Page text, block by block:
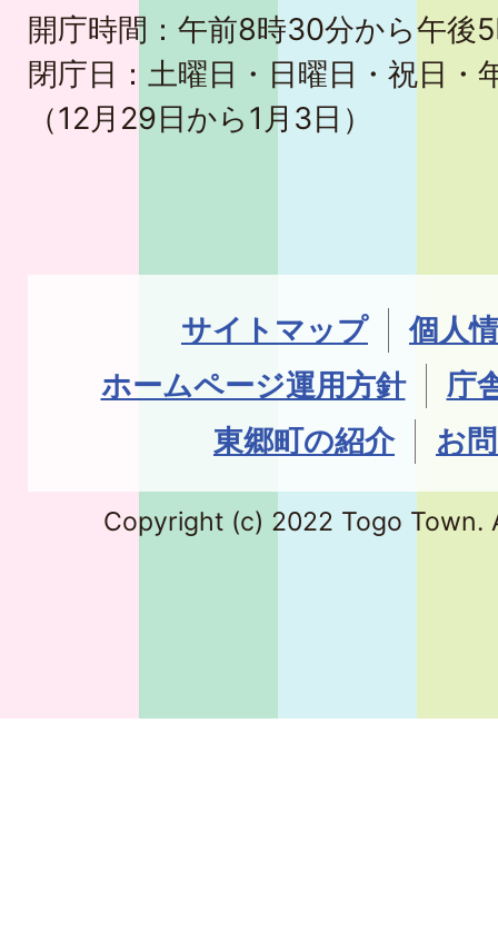
開庁時間：午前8時30分から午後
閉庁日：土曜日・日曜日・祝日・
（12月29日から1月3日）
サイトマップ
個人
ホームページ運用方針
庁
東郷町の紹介
お
Copyright (c) 2022 Togo Town.